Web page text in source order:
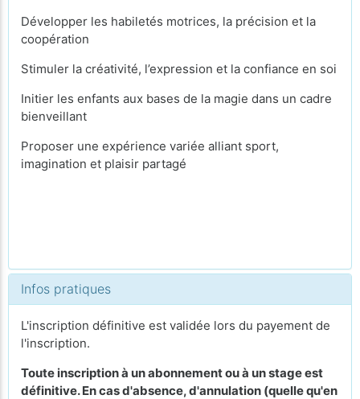
Développer les habiletés motrices, la précision et la
coopération
Stimuler la créativité, l’expression et la confiance en soi
Initier les enfants aux bases de la magie dans un cadre
bienveillant
Proposer une expérience variée alliant sport,
imagination et plaisir partagé
Infos pratiques
L'inscription définitive est validée lors du payement de
l'inscription.
Toute inscription à un abonnement ou à un stage est
définitive. En cas d'absence, d'annulation (quelle qu'en